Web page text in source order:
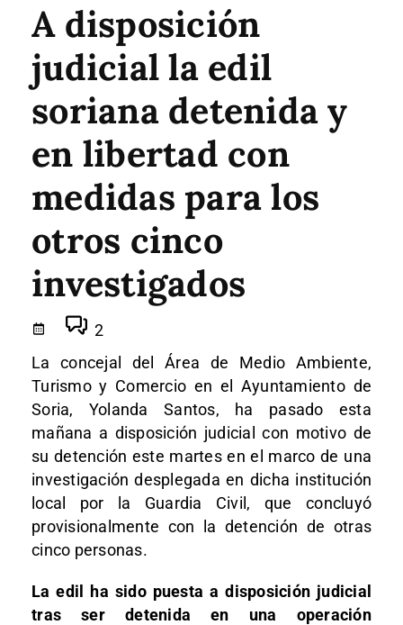
A disposición
judicial la edil
soriana detenida y
en libertad con
medidas para los
otros cinco
investigados
2
La concejal del Área de Medio Ambiente,
Turismo y Comercio en el Ayuntamiento de
Soria, Yolanda Santos, ha pasado esta
mañana a disposición judicial con motivo de
su detención este martes en el marco de una
investigación desplegada en dicha institución
local por la Guardia Civil, que concluyó
provisionalmente con la detención de otras
cinco personas.
La edil ha sido puesta a disposición judicial
tras ser detenida en una operación